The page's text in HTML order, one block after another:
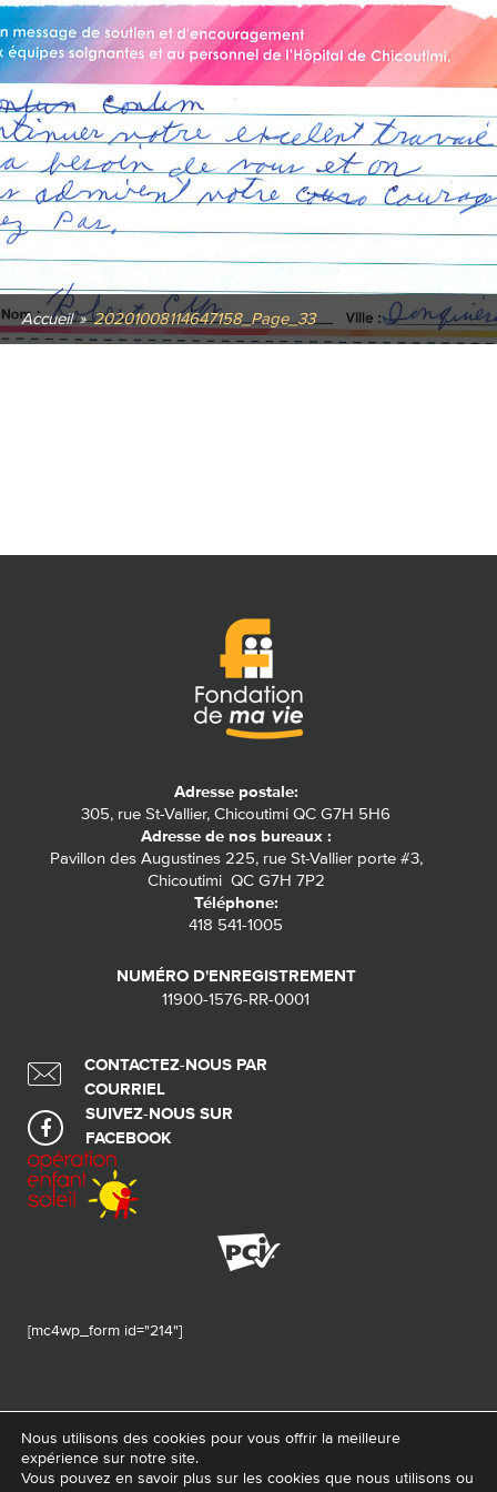
Accueil » 20201008114647158_Page_33
Adresse postale:
305, rue St-Vallier, Chicoutimi QC G7H 5H6
Adresse de nos bureaux :
Pavillon des Augustines 225, rue St-Vallier porte #3,
Chicoutimi QC G7H 7P2
Téléphone:
418 541-1005
NUMÉRO D'ENREGISTREMENT
11900-1576-RR-0001
CONTACTEZ-NOUS PAR
COURRIEL
SUIVEZ-NOUS SUR
FACEBOOK
[mc4wp_form id="214"]
© 2026 Tous droits réservés - Fondation de ma vie – Pour la santé de la
Nous utilisons des cookies pour vous offrir la meilleure
expérience sur notre site.
Vous pouvez en savoir plus sur les cookies que nous utilisons ou